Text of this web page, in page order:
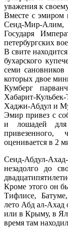
уважения к
Вместе с эмиром
Сеид-Мир-Алим,
Государя
петербургских
В свите
бухарского
семи сановников
которых двое
Кумберг
Хабарит-
Хаджи-Абдул и
Эмир привез с
и лошадей для
оценивается в 2
Сеид-Абдул-
незадолго до
Кроме этого он
Тифлисе,
лето Абд ал-Ахад
или в Крыму, в
время там